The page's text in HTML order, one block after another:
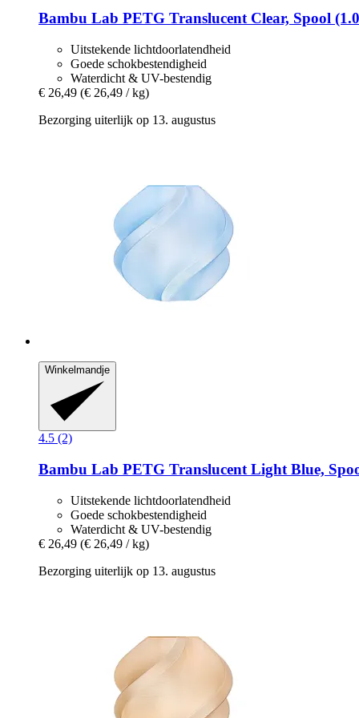
Bambu Lab PETG Translucent Clear, Spool
Uitstekende lichtdoorlatendheid
Goede schokbestendigheid
Waterdicht & UV-bestendig
€ 26,49 (€ 26,49 / kg)
Bezorging uiterlijk op 13. augustus
Winkelmandje
4.5 (2)
Bambu Lab PETG Translucent Light Blue,
Uitstekende lichtdoorlatendheid
Goede schokbestendigheid
Waterdicht & UV-bestendig
€ 26,49 (€ 26,49 / kg)
Bezorging uiterlijk op 13. augustus